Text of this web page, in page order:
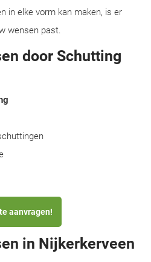
in elke vorm kan maken, is er
wensen past.
door Schutting
aanvragen!
in Nijkerkerveen